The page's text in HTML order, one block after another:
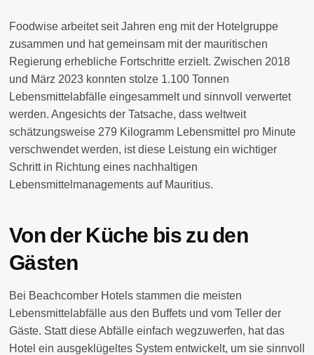
Foodwise arbeitet seit Jahren eng mit der Hotelgruppe
zusammen und hat gemeinsam mit der mauritischen
Regierung erhebliche Fortschritte erzielt. Zwischen 2018
und März 2023 konnten stolze 1.100 Tonnen
Lebensmittelabfälle eingesammelt und sinnvoll verwertet
werden. Angesichts der Tatsache, dass weltweit
schätzungsweise 279 Kilogramm Lebensmittel pro Minute
verschwendet werden, ist diese Leistung ein wichtiger
Schritt in Richtung eines nachhaltigen
Lebensmittelmanagements auf Mauritius.
Von der Küche bis zu den
Gästen
Bei Beachcomber Hotels stammen die meisten
Lebensmittelabfälle aus den Buffets und vom Teller der
Gäste. Statt diese Abfälle einfach wegzuwerfen, hat das
Hotel ein ausgeklügeltes System entwickelt, um sie sinnvoll